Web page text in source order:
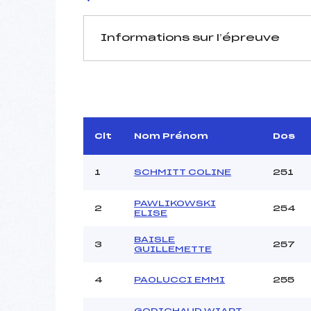
Informations sur l’épreuve
D.T Adjoint :
Dir. Epreuve :
Pénalité appliquée :
Clt Nom Prénom Dos
1 SCHMITT COLINE 251
2
PAWLIKOWSKI
ELISE
254
3
BAISLE
GUILLEMETTE
257
4 PAOLUCCI EMMI 255